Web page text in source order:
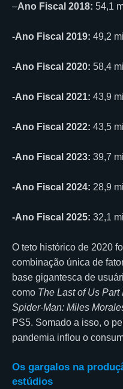
–Ano Fiscal 2018: 54,1
-Ano Fiscal 2019: 49,2
-Ano Fiscal 2020: 58,4
-Ano Fiscal 2021: 43,9
-Ano Fiscal 2022: 43,5
-Ano Fiscal 2023: 39,7
-Ano Fiscal 2024: 28,9
-Ano Fiscal 2025: 32,1
O teto histórico de 2020
combinação única de
base gigantesca de
como The Last of Us Part
Spider-Man: Miles
PS5. Somado a isso, o
pandemia inflou o
Os gargalos na
estúdios